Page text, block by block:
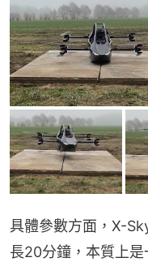
具體參數方面，X-
長20分鐘，本質上